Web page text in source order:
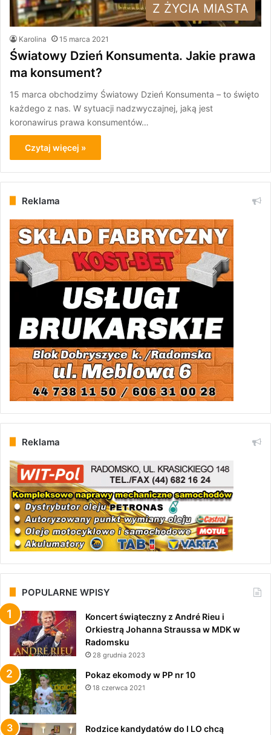
Z ŻYCIA MIASTA
Karolina 15 marca 2021
Światowy Dzień Konsumenta. Jakie prawa
ma konsument?
15 marca obchodzimy Światowy Dzień Konsumenta – to święto
każdego z nas. W sytuacji nadzwyczajnej, jaką jest
koronawirus prawa konsumentów…
Czytaj więcej »
Reklama
Reklama
POPULARNE WPISY
Koncert świąteczny z André Rieu i
Orkiestrą Johanna Straussa w MDK w
Radomsku
28 grudnia 2023
Pokaz ekomody w PP nr 10
18 czerwca 2021
Rodzice kandydatów do I LO chcą